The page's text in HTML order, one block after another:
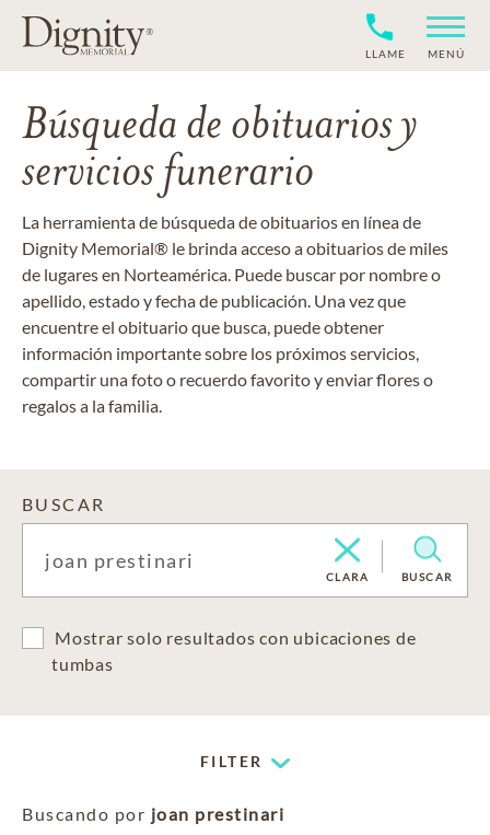
LLAME MENÚ
Búsqueda de obituarios y
servicios funerario
La herramienta de búsqueda de obituarios en línea de
Dignity Memorial® le brinda acceso a obituarios de miles
de lugares en Norteamérica. Puede buscar por nombre o
apellido, estado y fecha de publicación. Una vez que
encuentre el obituario que busca, puede obtener
información importante sobre los próximos servicios,
compartir una foto o recuerdo favorito y enviar flores o
regalos a la familia.
BUSCAR
CLARA BUSCAR
Mostrar solo resultados con ubicaciones de
tumbas
FILTER
Buscando por joan prestinari